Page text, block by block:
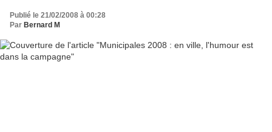
Publié le 21/02/2008 à 00:28
Par Bernard M